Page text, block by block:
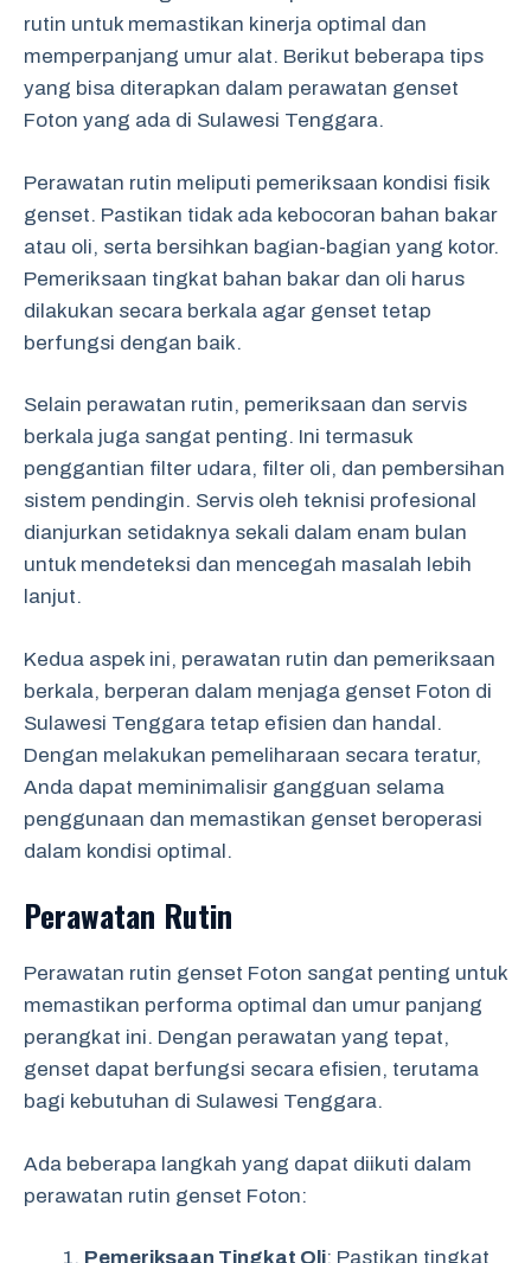
rutin untuk memastikan kinerja optimal dan
memperpanjang umur alat. Berikut beberapa tips
yang bisa diterapkan dalam perawatan genset
Foton yang ada di Sulawesi Tenggara.
Perawatan rutin meliputi pemeriksaan kondisi fisik
genset. Pastikan tidak ada kebocoran bahan bakar
atau oli, serta bersihkan bagian-bagian yang kotor.
Pemeriksaan tingkat bahan bakar dan oli harus
dilakukan secara berkala agar genset tetap
berfungsi dengan baik.
Selain perawatan rutin, pemeriksaan dan servis
berkala juga sangat penting. Ini termasuk
penggantian filter udara, filter oli, dan pembersihan
sistem pendingin. Servis oleh teknisi profesional
dianjurkan setidaknya sekali dalam enam bulan
untuk mendeteksi dan mencegah masalah lebih
lanjut.
Kedua aspek ini, perawatan rutin dan pemeriksaan
berkala, berperan dalam menjaga genset Foton di
Sulawesi Tenggara tetap efisien dan handal.
Dengan melakukan pemeliharaan secara teratur,
Anda dapat meminimalisir gangguan selama
penggunaan dan memastikan genset beroperasi
dalam kondisi optimal.
Perawatan Rutin
Perawatan rutin genset Foton sangat penting untuk
memastikan performa optimal dan umur panjang
perangkat ini. Dengan perawatan yang tepat,
genset dapat berfungsi secara efisien, terutama
bagi kebutuhan di Sulawesi Tenggara.
Ada beberapa langkah yang dapat diikuti dalam
perawatan rutin genset Foton:
Pemeriksaan Tingkat Oli: Pastikan tingkat